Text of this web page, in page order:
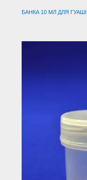
БАНКА 10 МЛ ДЛЯ ГУАШІ